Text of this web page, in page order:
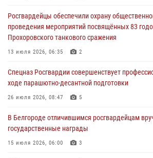
Росгвардейцы спасли раненого при атаке FPV-
белгородского приграничья
04 августа 2026, 10:43
За неделю белгородские росгвардейцы
правонарушений
04 августа 2026, 06:03
Сотрудники Росгвардии задержали
товаров из гипермаркета в Белгороде
03 августа 2026, 13:29
Росгвардейцы обеспечили охрану
проведения мероприятий посвящённых 83
Прохоровского танкового сражения
13 июля 2026, 06:35 2
Спецназ Росгвардии совершенствует
ходе парашютно-десантной подготовки
26 июля 2026, 08:47 5
В Белгороде отличившимся росгвардейцам
государственные награды
15 июля 2026, 06:00 3